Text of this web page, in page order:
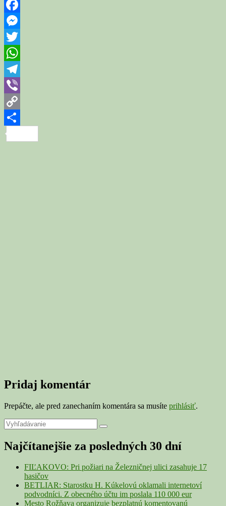
Facebook
Messenger
Twitter
WhatsApp
Telegram
Viber
Copy
Link
Pridaj komentár
Prepáčte, ale pred zanechaním komentára sa musíte prihlásiť.
Primary
Sidebar
Widget
Area
Search
for:
Search
Najčítanejšie za posledných 30 dní
FIĽAKOVO: Pri požiari na Železničnej ulici zasahuje 17
hasičov
BETLIAR: Starostku H. Kúkelovú oklamali internetoví
podvodníci. Z obecného účtu im poslala 110 000 eur
Mesto Rožňava organizuje bezplatnú komentovanú